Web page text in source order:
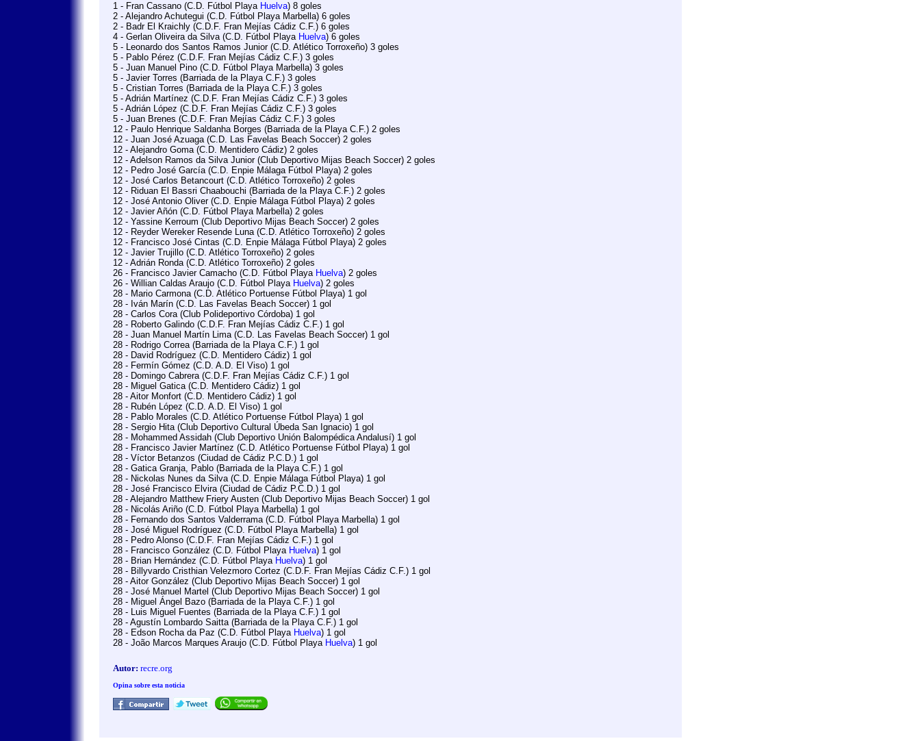
1 - Fran Cassano (C.D. Fútbol Playa Huelva) 8 goles
2 - Alejandro Achutegui (C.D. Fútbol Playa Marbella) 6 goles
2 - Badr El Kraichly (C.D.F. Fran Mejías Cádiz C.F.) 6 goles
4 - Gerlan Oliveira da Silva (C.D. Fútbol Playa Huelva) 6 goles
5 - Leonardo dos Santos Ramos Junior (C.D. Atlético Torroxeño) 3 goles
5 - Pablo Pérez (C.D.F. Fran Mejías Cádiz C.F.) 3 goles
5 - Juan Manuel Pino (C.D. Fútbol Playa Marbella) 3 goles
5 - Javier Torres (Barriada de la Playa C.F.) 3 goles
5 - Cristian Torres (Barriada de la Playa C.F.) 3 goles
5 - Adrián Martínez (C.D.F. Fran Mejías Cádiz C.F.) 3 goles
5 - Adrián López (C.D.F. Fran Mejías Cádiz C.F.) 3 goles
5 - Juan Brenes (C.D.F. Fran Mejías Cádiz C.F.) 3 goles
12 - Paulo Henrique Saldanha Borges (Barriada de la Playa C.F.) 2 goles
12 - Juan José Azuaga (C.D. Las Favelas Beach Soccer) 2 goles
12 - Alejandro Goma (C.D. Mentidero Cádiz) 2 goles
12 - Adelson Ramos da Silva Junior (Club Deportivo Mijas Beach Soccer) 2 goles
12 - Pedro José García (C.D. Enpie Málaga Fútbol Playa) 2 goles
12 - José Carlos Betancourt (C.D. Atlético Torroxeño) 2 goles
12 - Riduan El Bassri Chaabouchi (Barriada de la Playa C.F.) 2 goles
12 - José Antonio Oliver (C.D. Enpie Málaga Fútbol Playa) 2 goles
12 - Javier Añón (C.D. Fútbol Playa Marbella) 2 goles
12 - Yassine Kerroum (Club Deportivo Mijas Beach Soccer) 2 goles
12 - Reyder Wereker Resende Luna (C.D. Atlético Torroxeño) 2 goles
12 - Francisco José Cintas (C.D. Enpie Málaga Fútbol Playa) 2 goles
12 - Javier Trujillo (C.D. Atlético Torroxeño) 2 goles
12 - Adrián Ronda (C.D. Atlético Torroxeño) 2 goles
26 - Francisco Javier Camacho (C.D. Fútbol Playa Huelva) 2 goles
26 - Willian Caldas Araujo (C.D. Fútbol Playa Huelva) 2 goles
28 - Mario Carmona (C.D. Atlético Portuense Fútbol Playa) 1 gol
28 - Iván Marín (C.D. Las Favelas Beach Soccer) 1 gol
28 - Carlos Cora (Club Polideportivo Córdoba) 1 gol
28 - Roberto Galindo (C.D.F. Fran Mejías Cádiz C.F.) 1 gol
28 - Juan Manuel Martín Lima (C.D. Las Favelas Beach Soccer) 1 gol
28 - Rodrigo Correa (Barriada de la Playa C.F.) 1 gol
28 - David Rodríguez (C.D. Mentidero Cádiz) 1 gol
28 - Fermín Gómez (C.D. A.D. El Viso) 1 gol
28 - Domingo Cabrera (C.D.F. Fran Mejías Cádiz C.F.) 1 gol
28 - Miguel Gatica (C.D. Mentidero Cádiz) 1 gol
28 - Aitor Monfort (C.D. Mentidero Cádiz) 1 gol
28 - Rubén López (C.D. A.D. El Viso) 1 gol
28 - Pablo Morales (C.D. Atlético Portuense Fútbol Playa) 1 gol
28 - Sergio Hita (Club Deportivo Cultural Úbeda San Ignacio) 1 gol
28 - Mohammed Assidah (Club Deportivo Unión Balompédica Andalusí) 1 gol
28 - Francisco Javier Martínez (C.D. Atlético Portuense Fútbol Playa) 1 gol
28 - Víctor Betanzos (Ciudad de Cádiz P.C.D.) 1 gol
28 - Gatica Granja, Pablo (Barriada de la Playa C.F.) 1 gol
28 - Nickolas Nunes da Silva (C.D. Enpie Málaga Fútbol Playa) 1 gol
28 - José Francisco Elvira (Ciudad de Cádiz P.C.D.) 1 gol
28 - Alejandro Matthew Friery Austen (Club Deportivo Mijas Beach Soccer) 1 gol
28 - Nicolás Ariño (C.D. Fútbol Playa Marbella) 1 gol
28 - Fernando dos Santos Valderrama (C.D. Fútbol Playa Marbella) 1 gol
28 - José Miguel Rodríguez (C.D. Fútbol Playa Marbella) 1 gol
28 - Pedro Alonso (C.D.F. Fran Mejías Cádiz C.F.) 1 gol
28 - Francisco González (C.D. Fútbol Playa Huelva) 1 gol
28 - Brian Hernández (C.D. Fútbol Playa Huelva) 1 gol
28 - Billyvardo Cristhian Velezmoro Cortez (C.D.F. Fran Mejías Cádiz C.F.) 1 gol
28 - Aitor González (Club Deportivo Mijas Beach Soccer) 1 gol
28 - José Manuel Martel (Club Deportivo Mijas Beach Soccer) 1 gol
28 - Miguel Ángel Bazo (Barriada de la Playa C.F.) 1 gol
28 - Luis Miguel Fuentes (Barriada de la Playa C.F.) 1 gol
28 - Agustín Lombardo Saitta (Barriada de la Playa C.F.) 1 gol
28 - Edson Rocha da Paz (C.D. Fútbol Playa Huelva) 1 gol
28 - João Marcos Marques Araujo (C.D. Fútbol Playa Huelva) 1 gol
Autor: recre.org
Opina sobre esta noticia